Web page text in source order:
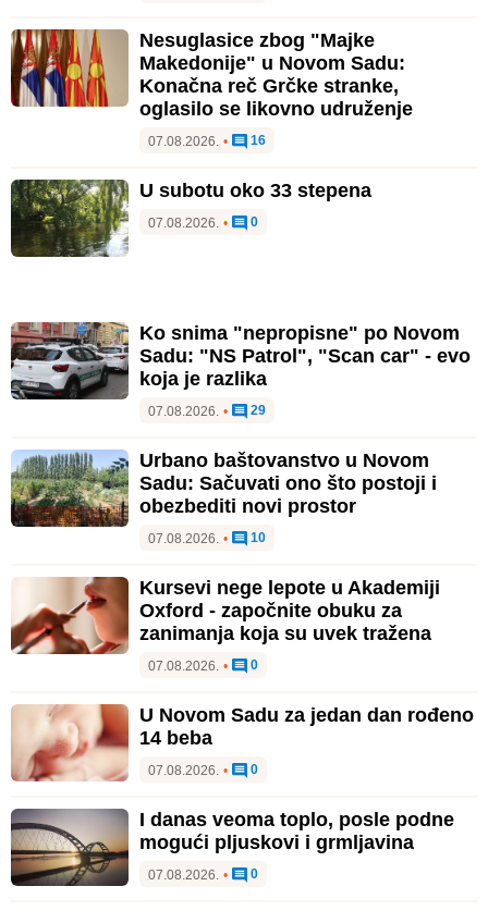
Nesuglasice zbog "Majke
Makedonije" u Novom Sadu:
Konačna reč Grčke stranke,
oglasilo se likovno udruženje
07.08.2026. • 16
U subotu oko 33 stepena
07.08.2026. • 0
Ko snima "nepropisne" po Novom
Sadu: "NS Patrol", "Scan car" - evo
koja je razlika
07.08.2026. • 29
Urbano baštovanstvo u Novom
Sadu: Sačuvati ono što postoji i
obezbediti novi prostor
07.08.2026. • 10
Kursevi nege lepote u Akademiji
Oxford - započnite obuku za
zanimanja koja su uvek tražena
07.08.2026. • 0
U Novom Sadu za jedan dan rođeno
14 beba
07.08.2026. • 0
I danas veoma toplo, posle podne
mogući pljuskovi i grmljavina
07.08.2026. • 0